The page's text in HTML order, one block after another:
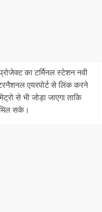
का टर्मिनल स्‍टेशन नवी
एयरपोर्ट से लिंक करने
से भी जोड़ा जाएगा ताकि
सके।